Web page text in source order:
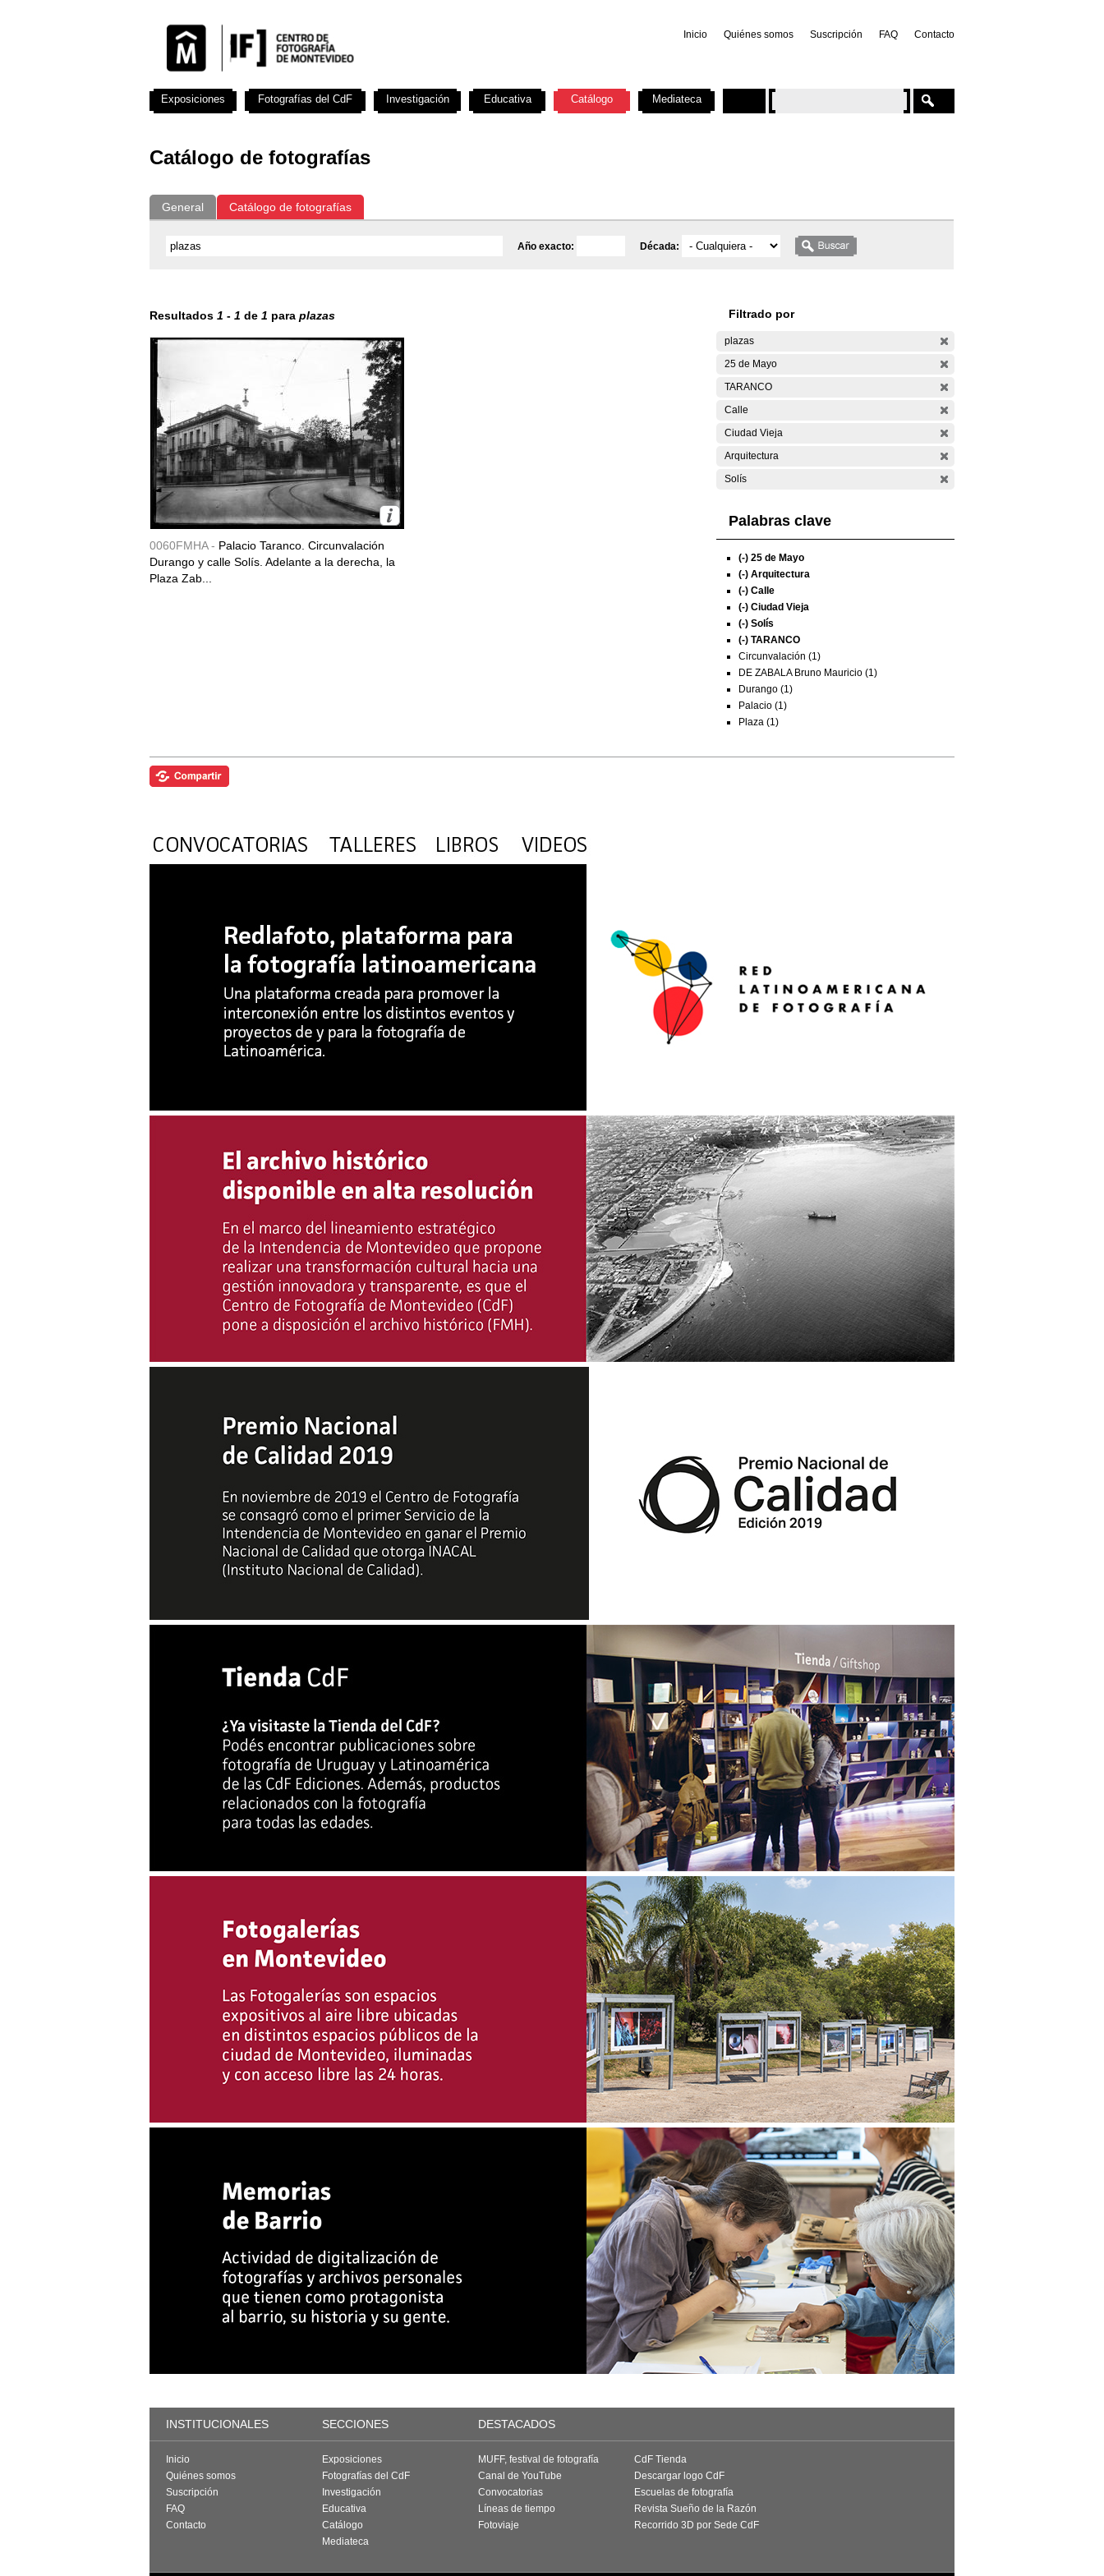
Inicio Quiénes somos Suscripción FAQ Contacto
Catálogo de fotografías
General Catálogo de fotografías
Año exacto: Década:
Resultados 1 - 1 de 1 para plazas
0060FMHA - Palacio Taranco. Circunvalación
Durango y calle Solís. Adelante a la derecha, la
Plaza Zab...
Filtrado por
plazas
25 de Mayo
TARANCO
Calle
Ciudad Vieja
Arquitectura
Solís
Palabras clave
(-) 25 de Mayo
(-) Arquitectura
(-) Calle
(-) Ciudad Vieja
(-) Solís
(-) TARANCO
Circunvalación (1)
DE ZABALA Bruno Mauricio (1)
Durango (1)
Palacio (1)
Plaza (1)
Exposiciones Fotografías del CdF Investigación Educativa Catálogo Mediateca
INSTITUCIONALES SECCIONES DESTACADOS
Inicio
Quiénes somos
Suscripción
FAQ
Contacto
Exposiciones
Fotografías del CdF
Investigación
Educativa
Catálogo
Mediateca
MUFF, festival de fotografía
Canal de YouTube
Convocatorias
Líneas de tiempo
Fotoviaje
CdF Tienda
Descargar logo CdF
Escuelas de fotografía
Revista Sueño de la Razón
Recorrido 3D por Sede CdF